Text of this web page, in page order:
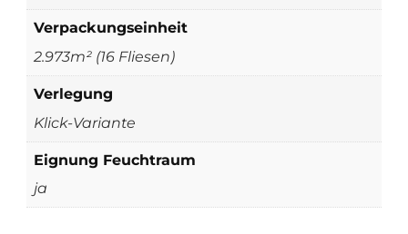
Verpackungseinheit
2.973m² (16 Fliesen)
Verlegung
Klick-Variante
Eignung Feuchtraum
ja